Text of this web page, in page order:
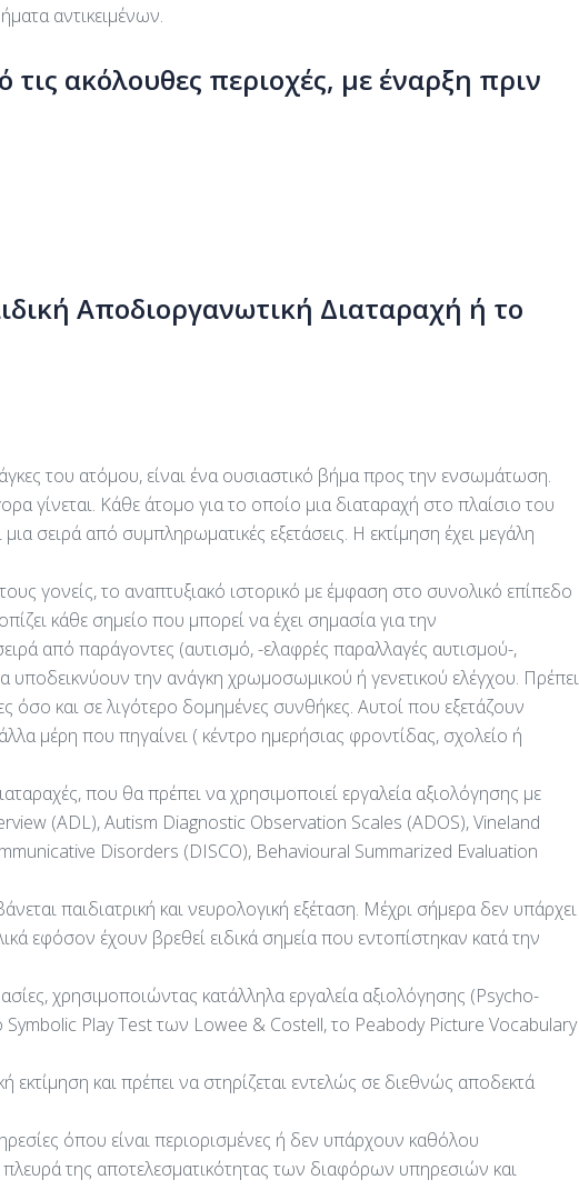
αντικειμένων.
ακόλουθες περιοχές, με έναρξη πριν
Αποδιοργανωτική Διαταραχή ή το
του ατόμου, είναι ένα ουσιαστικό βήμα προς την ενσωμάτωση.
γίνεται. Κάθε άτομο για το οποίο μια διαταραχή στο πλαίσιο του
σειρά από συμπληρωματικές εξετάσεις. Η εκτίμηση έχει μεγάλη
γονείς, το αναπτυξιακό ιστορικό με έμφαση στο συνολικό επίπεδο
κάθε σημείο που μπορεί να έχει σημασία για την
από παράγοντες (αυτισμό, -ελαφρές παραλλαγές αυτισμού-,
υποδεικνύουν την ανάγκη χρωμοσωμικού ή γενετικού ελέγχου. Πρέπει
και σε λιγότερο δομημένες συνθήκες. Αυτοί που εξετάζουν
μέρη που πηγαίνει ( κέντρο ημερήσιας φροντίδας, σχολείο ή
που θα πρέπει να χρησιμοποιεί εργαλεία αξιολόγησης με
(ADL), Autism Diagnostic Observation Scales (ADOS), Vineland
Disorders (DISCO), Behavioural Summarized Evaluation
παιδιατρική και νευρολογική εξέταση. Μέχρι σήμερα δεν υπάρχει
εφόσον έχουν βρεθεί ειδικά σημεία που εντοπίστηκαν κατά την
χρησιμοποιώντας κατάλληλα εργαλεία αξιολόγησης (Psycho-
Play Test των Lowee & Costell, το Peabody Picture Vocabulary
εκτίμηση και πρέπει να στηρίζεται εντελώς σε διεθνώς αποδεκτά
όπου είναι περιορισμένες ή δεν υπάρχουν καθόλου
της αποτελεσματικότητας των διαφόρων υπηρεσιών και